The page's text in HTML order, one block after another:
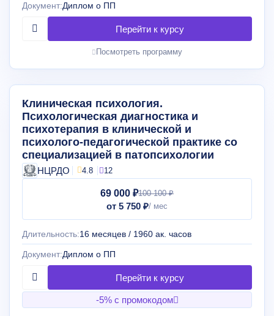
Документ:Диплом о ПП
Посмотреть программу
Клиническая психология.
Психологическая диагностика и
психотерапия в клинической и
психолого-педагогической практике со
специализацией в патопсихологии
НЦРДО 4.8 12
69 000 ₽100 100 ₽
от 5 750 ₽
Длительность:16 месяцев / 1960 ак. часов
Документ:Диплом о ПП
-5% с промокодом